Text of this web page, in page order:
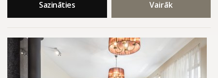
Sazināties Vairāk